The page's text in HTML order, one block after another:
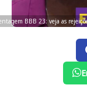
BBB 23: veja as